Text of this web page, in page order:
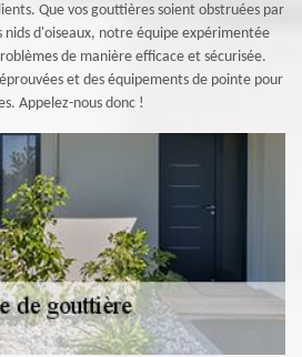
Que vos gouttières soient obstruées par
nids d'oiseaux, notre équipe expérimentée
de manière efficace et sécurisée.
et des équipements de pointe pour
Appelez-nous donc !